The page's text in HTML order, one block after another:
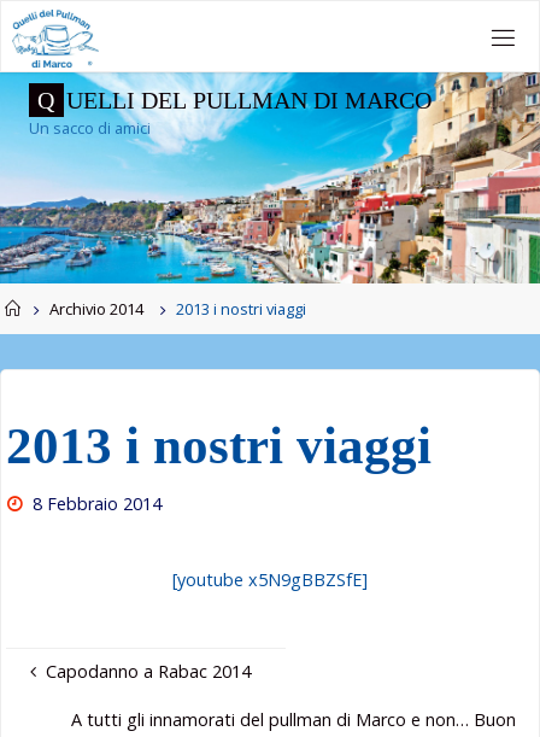
Salta
contenuto
Q UELLI DEL PULLMAN DI MARCO
Un sacco di amici
HomeArchivio 2014 2013 i nostri viaggi
2013 i nostri viaggi
8 Febbraio 2014
[youtube x5N9gBBZSfE]
Capodanno a Rabac 2014
A tutti gli innamorati del pullman di Marco e non… Buon